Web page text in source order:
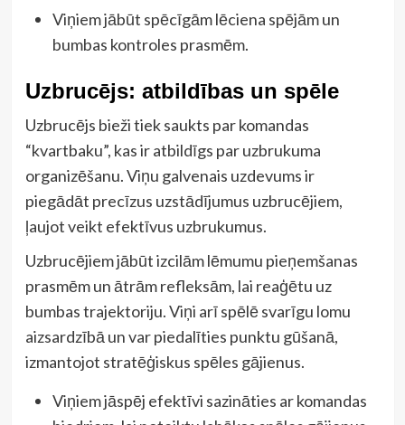
Viņiem jābūt spēcīgām lēciena spējām un
bumbas kontroles prasmēm.
Uzbrucējs: atbildības un spēle
Uzbrucējs bieži tiek saukts par komandas
“kvartbaku”, kas ir atbildīgs par uzbrukuma
organizēšanu. Viņu galvenais uzdevums ir
piegādāt precīzus uzstādījumus uzbrucējiem,
ļaujot veikt efektīvus uzbrukumus.
Uzbrucējiem jābūt izcilām lēmumu pieņemšanas
prasmēm un ātrām refleksām, lai reaģētu uz
bumbas trajektoriju. Viņi arī spēlē svarīgu lomu
aizsardzībā un var piedalīties punktu gūšanā,
izmantojot stratēģiskus spēles gājienus.
Viņiem jāspēj efektīvi sazināties ar komandas